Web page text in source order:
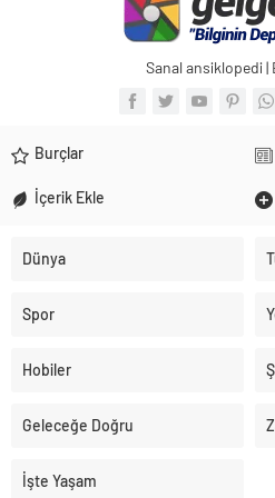
Sanal ansiklopedi |
Burçlar
İçerik Ekle
Dünya
Spor
Hobiler
Geleceğe Doğru
İşte Yaşam